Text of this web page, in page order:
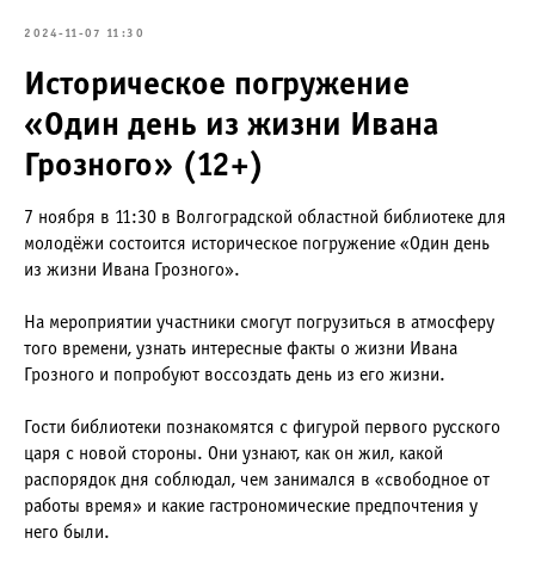
2024-11-07 11:30
Историческое погружение
«Один день из жизни Ивана
Грозного» (12+)
7 ноября в 11:30 в Волгоградской областной библиотеке для
молодёжи состоится историческое погружение «Один день
из жизни Ивана Грозного».
На мероприятии участники смогут погрузиться в атмосферу
того времени, узнать интересные факты о жизни Ивана
Грозного и попробуют воссоздать день из его жизни.
Гости библиотеки познакомятся с фигурой первого русского
царя с новой стороны. Они узнают, как он жил, какой
распорядок дня соблюдал, чем занимался в «свободное от
работы время» и какие гастрономические предпочтения у
него были.